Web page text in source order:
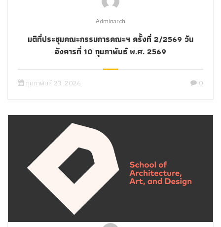
Adminarch
มติที่ประชุมคณะกรรมการคณะฯ ครั้งที่ 2/2569 วัน
อังคารที่ 10 กุมภาพันธ์ พ.ศ. 2569
กุมภาพันธ์ 23, 2026 0